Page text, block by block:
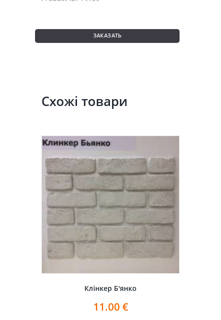
ЗАКАЗАТЬ
Схожі товари
Клінкер Б'янко
11.00 €